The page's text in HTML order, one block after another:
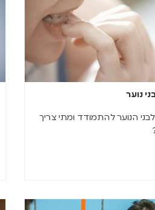
נוער
הנוער להתמודד ומתי צריך